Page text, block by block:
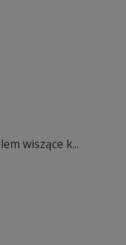
wiszące k...